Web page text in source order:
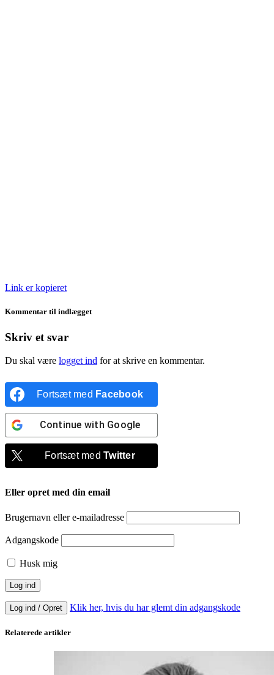
Link er kopieret
Kommentar til indlægget
Skriv et svar
Du skal være logget ind for at skrive en kommentar.
Fortsæt med Facebook
Continue with Google
Fortsæt medTwitter
Eller opret med din email
Brugernavn eller e-mailadresse
Adgangskode
Husk mig
Log ind / Opret Klik her, hvis du har glemt din adgangskode
Relaterede artikler